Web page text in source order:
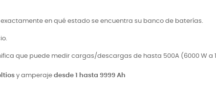
en qué estado se encuentra su banco de baterías.
que puede medir cargas/descargas de hasta 500A (6000 W a
y amperaje desde 1 hasta 9999 Ah